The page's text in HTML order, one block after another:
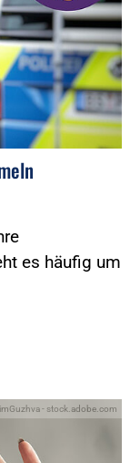
es häufig um
- stock.adobe.com